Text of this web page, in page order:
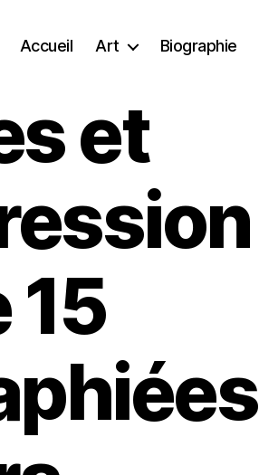
Accueil Art Biographie
et
15